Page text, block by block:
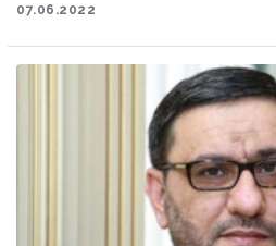
07.06.2022